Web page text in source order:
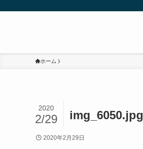
ホーム
img_6050.jpg
2020
2/29
2020年2月29日